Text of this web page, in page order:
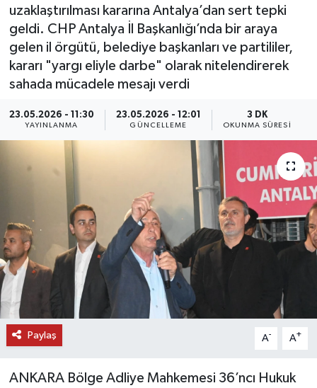
uzaklaştırılması kararına Antalya’dan sert tepki
geldi. CHP Antalya İl Başkanlığı’nda bir araya
gelen il örgütü, belediye başkanları ve partililer,
kararı "yargı eliyle darbe" olarak nitelendirerek
sahada mücadele mesajı verdi
23.05.2026 - 11:30
YAYINLANMA
23.05.2026 - 12:01
GÜNCELLEME
3 DK
OKUNMA SÜRESI
Paylaş A- A+
ANKARA Bölge Adliye Mahkemesi 36’ncı Hukuk
SİYASET
SAĞLIK
EĞİTİM
RÖPORTAJ
VİDEO HABERLER
YAZARLAR
RESMİ İLAN
MAGAZİN
Haber Arşivi